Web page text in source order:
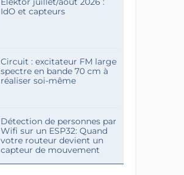
IdO et capteurs
Circuit : excitateur FM large
spectre en bande 70 cm à
réaliser soi-même
Détection de personnes par
Wifi sur un ESP32: Quand
votre routeur devient un
capteur de mouvement